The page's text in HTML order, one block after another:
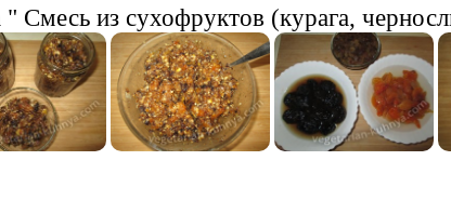
" Смесь из сухофруктов (курага,